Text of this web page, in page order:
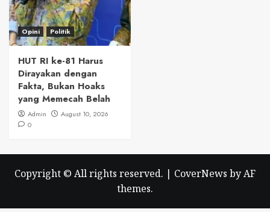
Opini Politik
HUT RI ke-81 Harus
Dirayakan dengan
Fakta, Bukan Hoaks
yang Memecah Belah
Admin
August 10, 2026
0
Copyright © All rights reserved. | CoverNews by AF
themes.